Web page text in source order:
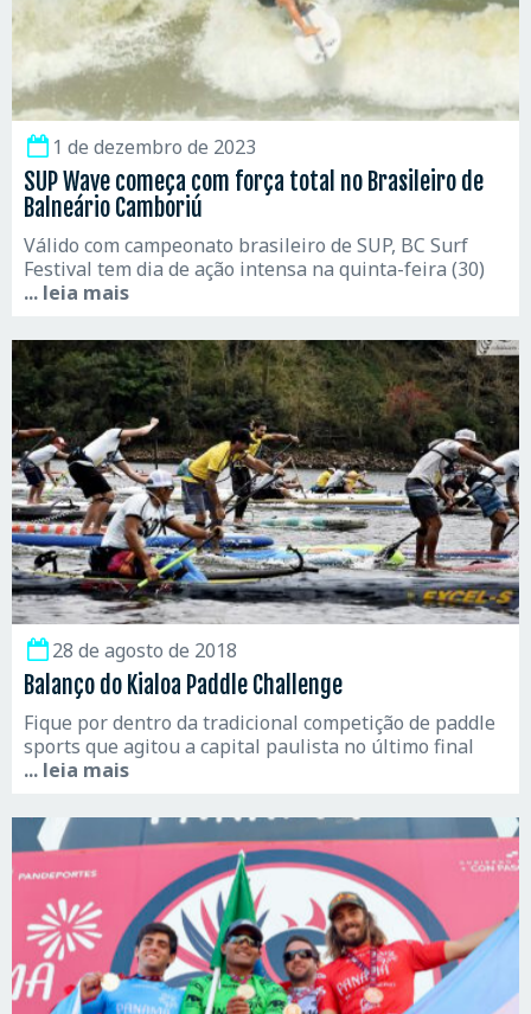
1 de dezembro de 2023
SUP Wave começa com força total no Brasileiro de
Balneário Camboriú
Válido com campeonato brasileiro de SUP, BC Surf
Festival tem dia de ação intensa na quinta-feira (30)
... leia mais
28 de agosto de 2018
Balanço do Kialoa Paddle Challenge
Fique por dentro da tradicional competição de paddle
sports que agitou a capital paulista no último final
... leia mais